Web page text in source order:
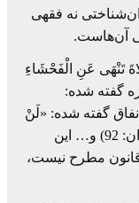
نه فقهی
آن‌هاست.‏
تَنْهَى عَنِ الْفَحْشَاءِ
روزه گفته شده:
فلسفۀ انفاق گفته شده: «لَنْ
‏تَنَالُوا الْبِرَّ حَتَّى تُنْفِقُوا مِمَّا تُحِبُّونَ» (آل عمران: 92) و… این
مطرح نیست،